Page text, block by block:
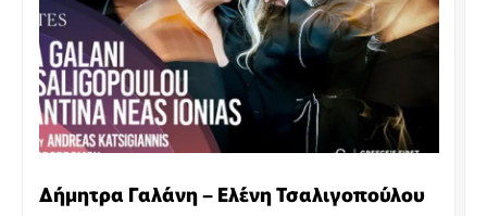
Δήμητρα Γαλάνη – Ελένη Τσαλιγοπούλου